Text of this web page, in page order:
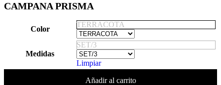
CAMPANA PRISMA
Color
TERRACOTA
Medidas
SET/3
Limpiar
Añadir al carrito